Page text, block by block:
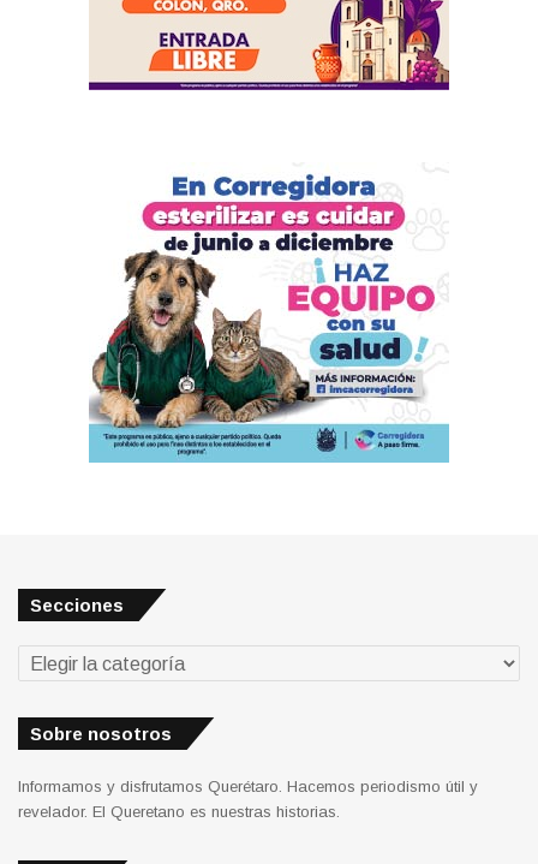
Secciones
Secciones
Sobre nosotros
Informamos y disfrutamos Querétaro. Hacemos periodismo útil y
revelador. El Queretano es nuestras historias.